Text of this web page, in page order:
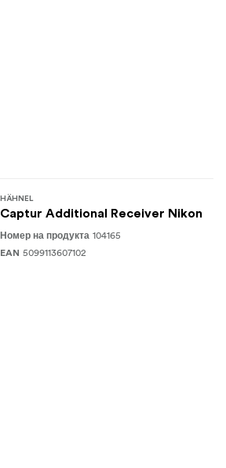
HÄHNEL
Captur Additional Receiver Nikon
Номер на продукта 104165
EAN 5099113607102